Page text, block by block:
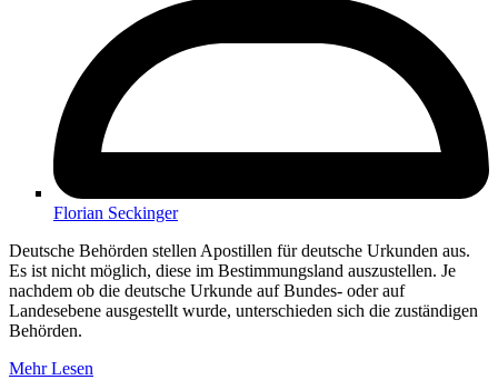
Florian Seckinger
Deutsche Behörden stellen Apostillen für deutsche Urkunden aus.
Es ist nicht möglich, diese im Bestimmungsland auszustellen. Je
nachdem ob die deutsche Urkunde auf Bundes- oder auf
Landesebene ausgestellt wurde, unterschieden sich die zuständigen
Behörden.
Mehr Lesen